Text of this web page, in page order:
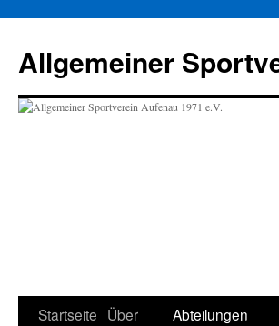
springen
Allgemeiner
Startseite Über
Abteilungen